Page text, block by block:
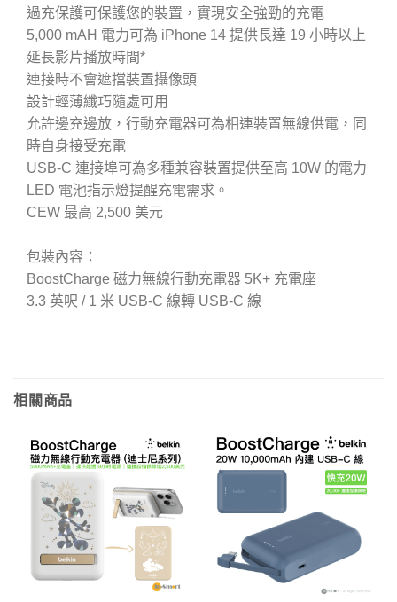
過充保護可保護您的裝置，實現安全強勁的充電
5,000 mAH 電力可為 iPhone 14 提供長達 19 小時以上
延長影片播放時間*
連接時不會遮擋裝置攝像頭
設計輕薄纖巧隨處可用
允許邊充邊放，行動充電器可為相連裝置無線供電，同
時自身接受充電
USB-C 連接埠可為多種兼容裝置提供至高 10W 的電力
LED 電池指示燈提醒充電需求。
CEW 最高 2,500 美元
包裝內容：
BoostCharge 磁力無線行動充電器 5K+ 充電座
3.3 英呎 / 1 米 USB-C 線轉 USB-C 線
相關商品